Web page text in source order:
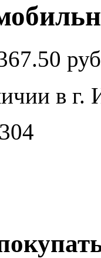
в г.